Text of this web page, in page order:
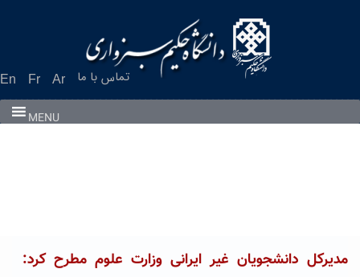
En Fr Ar تماس با ما
MENU
مدیرکل دانشجویان غیر ایرانی وزارت علوم مطرح کرد: